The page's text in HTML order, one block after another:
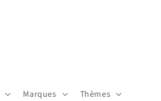
Marques Thèmes